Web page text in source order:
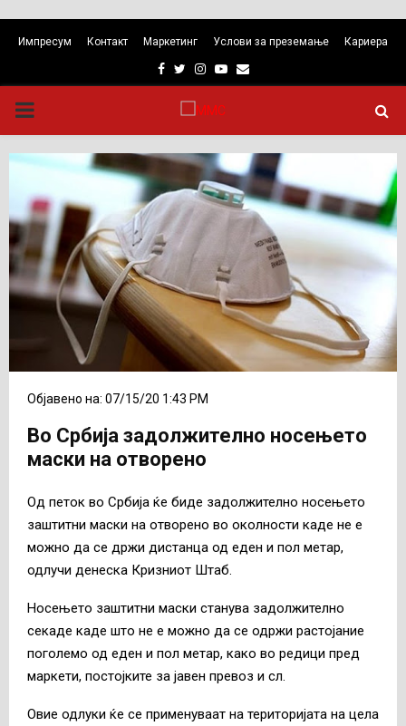
Импресум Контакт Маркетинг Услови за преземање Кариера
Facebook
TwitterInstagram
Youtube
Email
PRIMARY
MENU
Објавено на: 07/15/20 1:43 PM
Во Србија задолжително носењето
маски на отворено
Од петок во Србија ќе биде задолжително носењето
заштитни маски на отворено во околности каде не е
можно да се држи дистанца од еден и пол метар,
одлучи денеска Кризниот Штаб.
Носењето заштитни маски станува задолжително
секаде каде што не е можно да се одржи растојание
поголемо од еден и пол метар, како во редици пред
маркети, постојките за јавен превоз и сл.
Овие одлуки ќе се применуваат на територијата на цела